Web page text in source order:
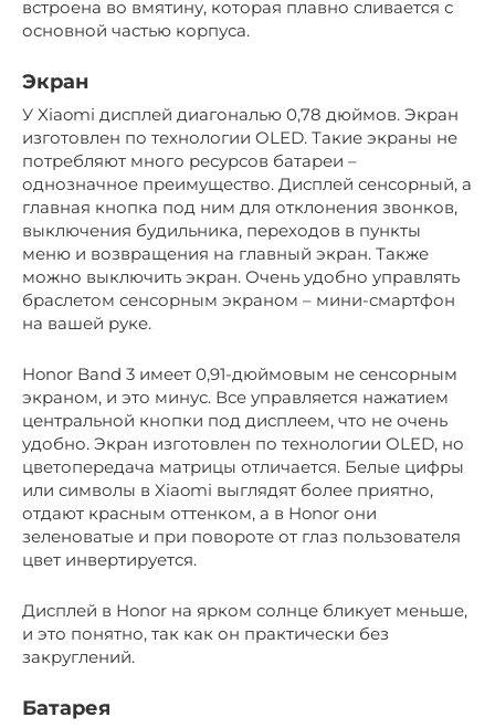
встроена во вмятину, которая плавно сливается с
основной частью корпуса.
Экран
У Xiaomi дисплей диагональю 0,78 дюймов. Экран
изготовлен по технологии OLED. Такие экраны не
потребляют много ресурсов батареи –
однозначное преимущество. Дисплей сенсорный, а
главная кнопка под ним для отклонения звонков,
выключения будильника, переходов в пункты
меню и возвращения на главный экран. Также
можно выключить экран. Очень удобно управлять
браслетом сенсорным экраном – мини-смартфон
на вашей руке.
Honor Band 3 имеет 0,91-дюймовым не сенсорным
экраном, и это минус. Все управляется нажатием
центральной кнопки под дисплеем, что не очень
удобно. Экран изготовлен по технологии OLED, но
цветопередача матрицы отличается. Белые цифры
или символы в Xiaomi выглядят более приятно,
отдают красным оттенком, а в Honor они
зеленоватые и при повороте от глаз пользователя
цвет инвертируется.
Дисплей в Honor на ярком солнце бликует меньше,
и это понятно, так как он практически без
закруглений.
Батарея